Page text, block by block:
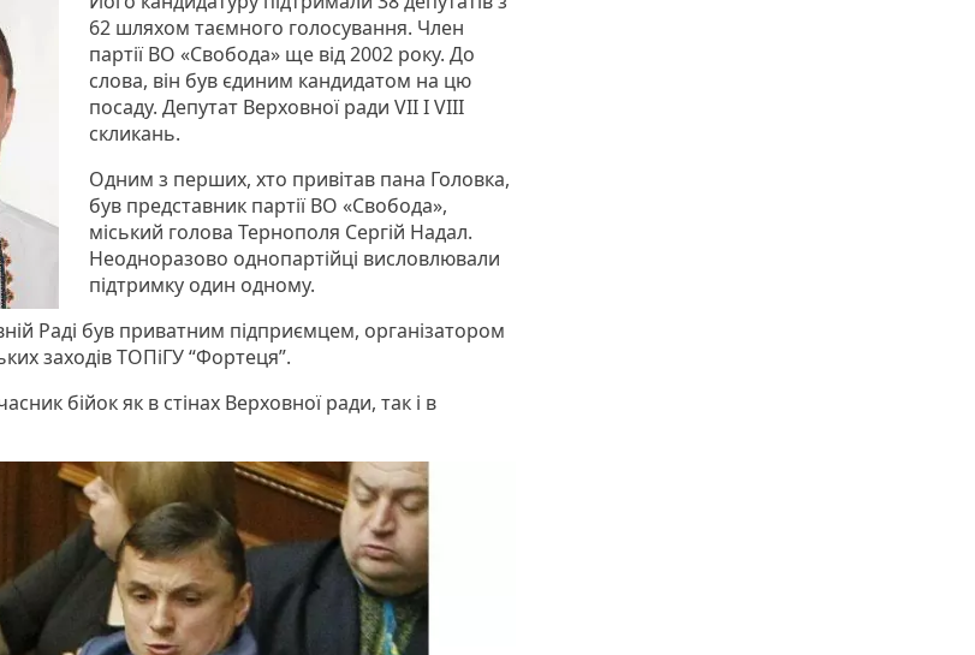
62 шляхом таємного голосування. Член
партії ВО «Свобода» ще від 2002 року. До
слова, він був єдиним кандидатом на цю
посаду. Депутат Верховної ради VII I VIII
скликань.
Одним з перших, хто привітав пана Головка,
був представник партії ВО «Свобода»,
міський голова Тернополя Сергій Надал.
Неодноразово однопартійці висловлювали
підтримку один одному.
Раді був приватним підприємцем, організатором
заходів ТОПіГУ “Фортеця”.
бійок як в стінах Верховної ради, так і в